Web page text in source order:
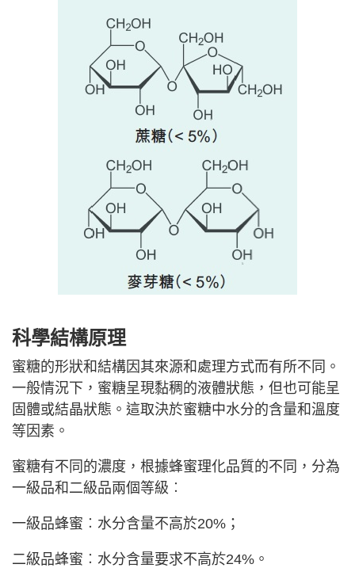
科學結構原理
蜜糖的形狀和結構因其來源和處理方式而有所不同。
一般情況下，蜜糖呈現黏稠的液體狀態，但也可能呈
固體或結晶狀態。這取決於蜜糖中水分的含量和溫度
等因素。
蜜糖有不同的濃度，根據蜂蜜理化品質的不同，分為
一級品和二級品兩個等級︰
一級品蜂蜜︰水分含量不高於20%；
二級品蜂蜜︰水分含量要求不高於24%。